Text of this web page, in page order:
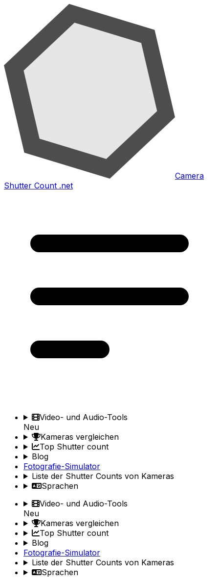
Camera
Shutter Count .net
Video- und Audio-Tools
Neu
Kameras vergleichen
Top Shutter count
Blog
Fotografie-Simulator
Liste der Shutter Counts von Kameras
Sprachen
Video- und Audio-Tools
Neu
Kameras vergleichen
Top Shutter count
Blog
Fotografie-Simulator
Liste der Shutter Counts von Kameras
Sprachen